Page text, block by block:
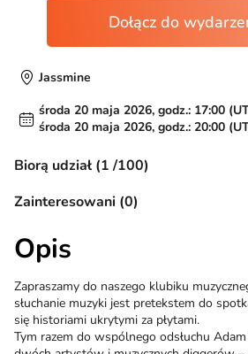
Dołącz do
Jassmine
środa 20 maja 2026, godz.: 17:00
środa 20 maja 2026, godz.: 20:00
Biorą udział (1 /100)
Zainteresowani (0)
Opis
Zapraszamy do naszego klubiku
słuchanie muzyki jest pretekstem do
się historiami ukrytymi za płytami.
Tym razem do wspólnego odsłuchu